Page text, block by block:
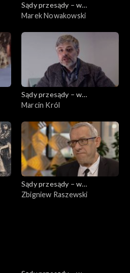
Sądy przesądy – w
powiększeniu
Marek Nowakowski
Sądy przesądy – w
powiększeniu
Marcin Król
Sądy przesądy – w
powiększeniu
Zbigniew Raszewski